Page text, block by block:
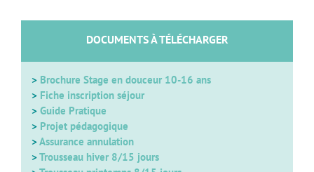
DOCUMENTS À TÉLÉCHARGER
> Brochure Stage en douceur 10-16 ans
> Fiche inscription séjour
> Guide Pratique
> Projet pédagogique
>Assurance annulation
>Trousseau hiver 8/15 jours